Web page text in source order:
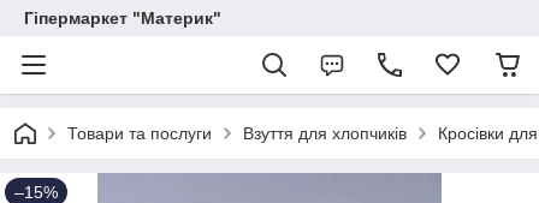
Гіпермаркет "Материк"
Товари та послуги Взуття для хлопчиків Кросівки
–15%